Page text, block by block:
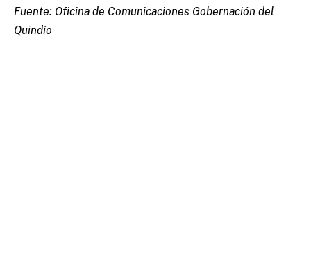
Fuente: Oficina de Comunicaciones Gobernación del
Quindío